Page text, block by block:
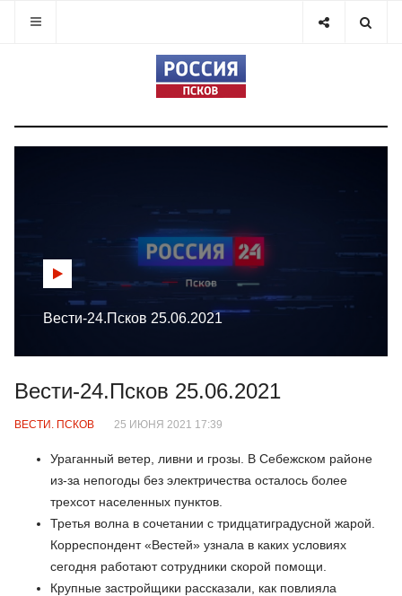
Вести-24.Псков 25.06.2021
Вести-24.Псков 25.06.2021
ВЕСТИ. ПСКОВ 25 ИЮНЯ 2021 17:39
Ураганный ветер, ливни и грозы. В Себежском районе
из-за непогоды без электричества осталось более
трехсот населенных пунктов.
Третья волна в сочетании с тридцатиградусной жарой.
Корреспондент «Вестей» узнала в каких условиях
сегодня работают сотрудники скорой помощи.
Крупные застройщики рассказали, как повлияла